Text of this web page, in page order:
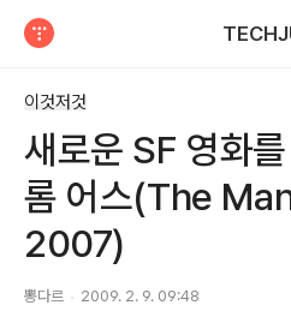
이것저것
새로운 SF 영화
롬 어스(The
2007)
뽕다르 2009. 2. 9. 09:48